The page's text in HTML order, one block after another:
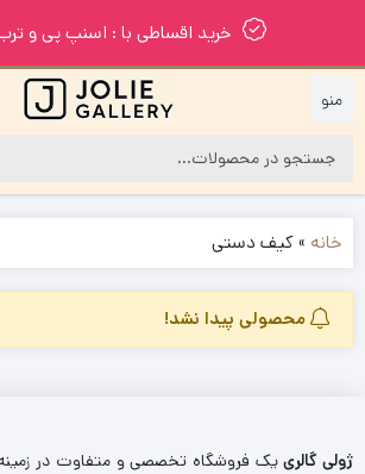
خرید اقساطی با : اسنپ پی و
خانه »کیف دستی
محصولی پیدا نشد!
ژولی گالرییک فروشگاه تخصصی و متفاوت در